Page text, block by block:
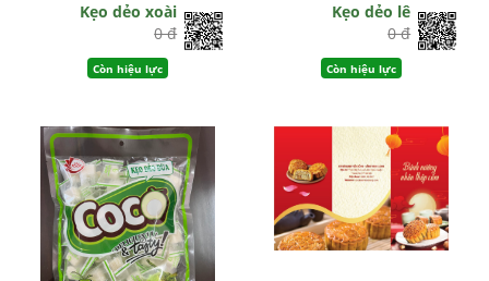
Kẹo dẻo xoài
0 đ
Còn hiệu lực
Kẹo dẻo lê
0 đ
Còn hiệu lực